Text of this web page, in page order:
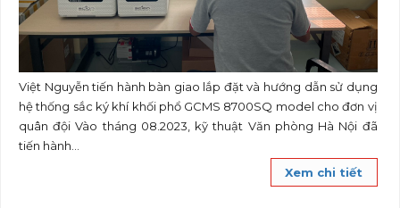
Việt Nguyễn tiến hành bàn giao lắp đặt và hướng dẫn sử dụng
hệ thống sắc ký khí khối phổ GCMS 8700SQ model cho đơn vị
quân đội Vào tháng 08.2023, kỹ thuật Văn phòng Hà Nội đã
tiến hành...
Xem chi tiết